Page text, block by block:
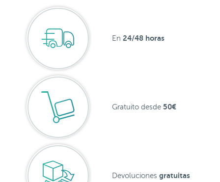
En 24/48 horas
Gratuito desde 50€
Devoluciones gratuitas